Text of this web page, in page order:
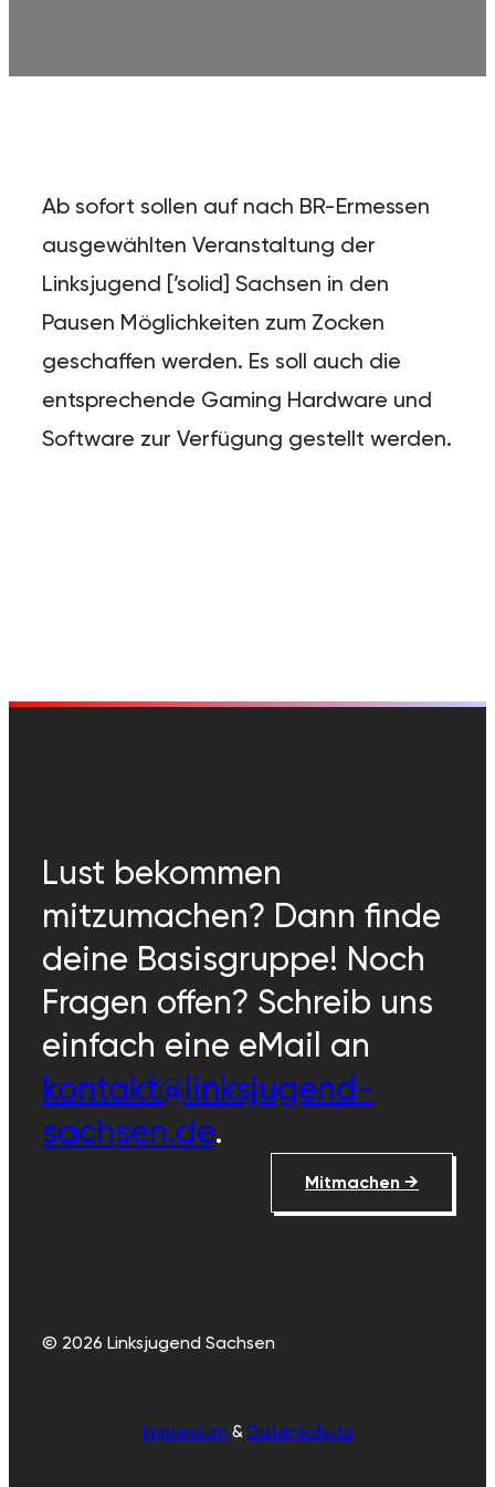
Ab sofort sollen auf nach BR-Ermessen
ausgewählten Veranstaltung der
Linksjugend [’solid] Sachsen in den
Pausen Möglichkeiten zum Zocken
geschaffen werden. Es soll auch die
entsprechende Gaming Hardware und
Software zur Verfügung gestellt werden.
Lust bekommen
mitzumachen? Dann finde
deine Basisgruppe! Noch
Fragen offen? Schreib uns
einfach eine eMail an
kontakt@linksjugend-
sachsen.de.
Mitmachen →
© 2026 Linksjugend Sachsen
Impressum & Datenschutz